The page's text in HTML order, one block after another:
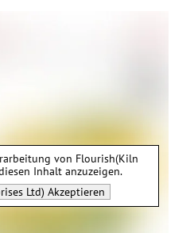
von Flourish(Kiln
Inhalt anzuzeigen.
Ltd) Akzeptieren